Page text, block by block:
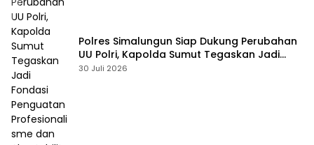
Polres Simalungun Siap Dukung Perubahan
UU Polri, Kapolda Sumut Tegaskan Jadi
Fondasi Penguatan Profesionalisme dan
30 Juli 2026